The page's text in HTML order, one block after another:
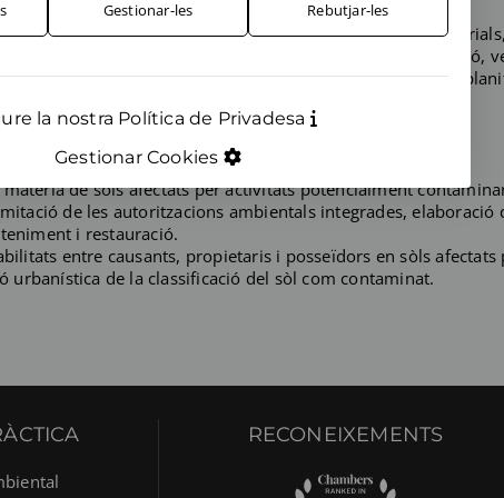
de disposicions normatives.
de residus, atenent tant al seu origen (municipals,
fangs, olis, envasos, cendres procedents de la incineració,
d’envasos: obligacions que genera als agents econòmics,
de sòls afectats per activitats potencialment
de les autoritzacions ambientals integrades, elaboració
i restauració.
entre causants, propietaris i posseïdors en sòls
urbanística de la classificació del sòl com contaminat.
Gestionar-les Rebutjar-les
la nostra Política de Privadesa
Gestionar Cookies
RECONEIXEMENTS